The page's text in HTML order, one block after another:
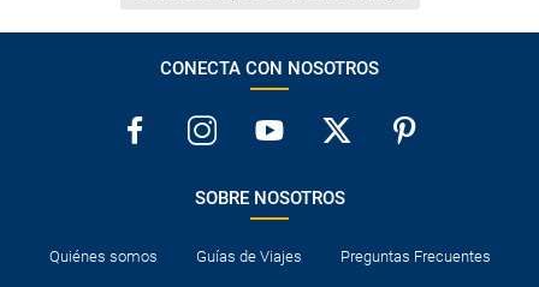
CONECTA CON NOSOTROS
SOBRE NOSOTROS
Quiénes somos Guías de Viajes Preguntas Frecuentes